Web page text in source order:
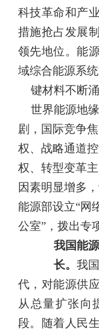
科技革命和产
措施抢占发展
领先地位。能
域综合能源系
键材料不断
世界能源地
剧，国际竞争
权、战略通道
权、转型变革
因素明显增多
能源部设立“网
公室”，拨出专
我国能
长。 我
代，对能源供
从总量扩张向
段。随着人民